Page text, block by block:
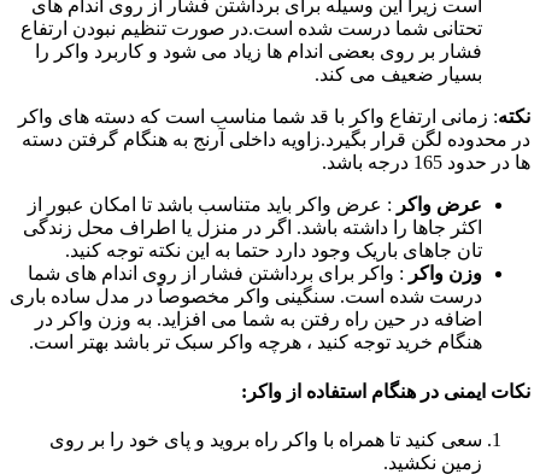
است زیرا این وسیله برای برداشتن فشار از روی اندام های
تحتانی شما درست شده است.در صورت تنظیم نبودن ارتفاع
فشار بر روی بعضی اندام ها زیاد می شود و کاربرد واکر را
بسیار ضعیف می کند.
نکته: زمانی ارتفاع واکر با قد شما مناسب است که دسته های واکر
در محدوده لگن قرار بگیرد.زاویه داخلی آرنج به هنگام گرفتن دسته
ها در حدود 165 درجه باشد.
عرض واکر : عرض واکر باید متناسب باشد تا امکان عبور از
اکثر جاها را داشته باشد. اگر در منزل یا اطراف محل زندگی
تان جاهای باریک وجود دارد حتما به این نکته توجه کنید.
وزن واکر : واکر برای برداشتن فشار از روی اندام های شما
درست شده است. سنگینی واکر مخصوصاً در مدل ساده باری
اضافه در حین راه رفتن به شما می افزاید. به وزن واکر در
هنگام خرید توجه کنید ، هرچه واکر سبک تر باشد بهتر است.
نکات ایمنی در هنگام استفاده از واکر :
سعی کنید تا همراه با واکر راه بروید و پای خود را بر روی
زمین نکشید.